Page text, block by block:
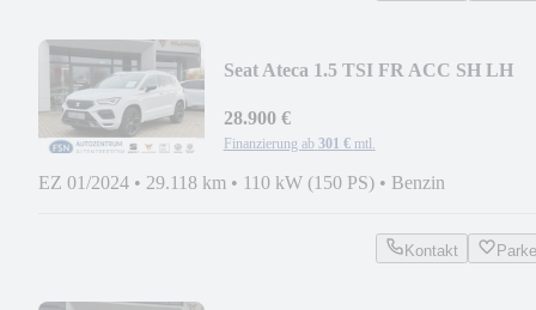
Seat Ateca 1.5 TSI FR ACC SH LH
28.900 €
Finanzierung ab 301 € mtl.
EZ 01/2024 • 29.118 km • 110 kW (150 PS) • Benzin
Kontakt